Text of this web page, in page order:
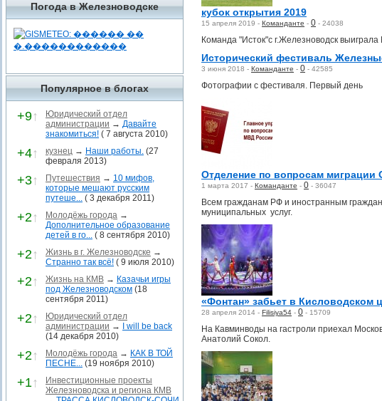
Погода в Железноводске
Популярное в блогах
+9↑
Юридический отдел
администрации → Давайте
знакомиться! ( 7 августа 2010)
+4↑ кузнец → Наши работы. (27
февраля 2013)
+3↑ Путешествия → 10 мифов,
которые мешают русским
путеше... ( 3 декабря 2011)
+2↑ Молодёжь города →
Дополнительное образование
детей в го... ( 8 сентября 2010)
+2↑ Жизнь в г. Железноводске →
Странно так всё! ( 9 июля 2010)
+2↑ Жизнь на КМВ → Казачьи игры
под Железноводском (18
сентября 2011)
+2↑
Юридический отдел
администрации →
I will be back
(14 декабря 2010)
+2↑ Молодёжь города → КАК В ТОЙ
ПЕСНЕ... (19 ноября 2010)
+1↑
Инвестиционные проекты
Железноводска и региона КМВ
кубок открытия 2019
15 апреля 2019 - Команданте - 0 - 24038
Команда "Исток"с г.Железноводск
Исторический фестиваль
3 июня 2018 - Команданте - 0 - 42585
Фотографии с фестиваля. Первый день
Отделение по вопросам миграции
1 марта 2017 - Команданте - 0 - 36047
Всем гражданам РФ и иностранным
муниципальных услуг.
«Фонтан» забьет в Кисловодском
28 апреля 2014 - Filisiya54 - 0 - 15709
На Кавминводы на гастроли приехал
Анатолий Сокол.